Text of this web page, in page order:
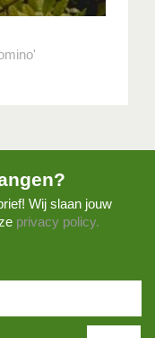
Wij slaan jouw
privacy policy.